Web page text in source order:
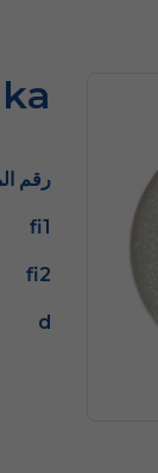
رقم
fi1
fi2
d